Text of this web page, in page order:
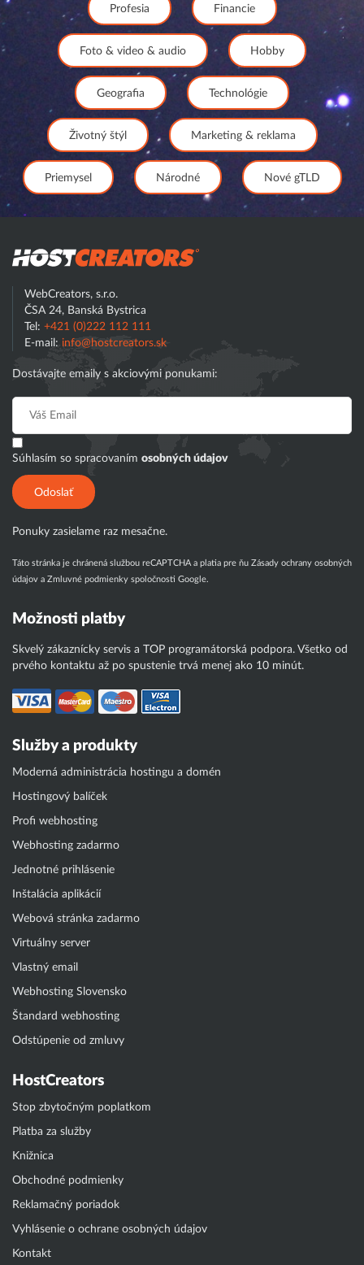
Profesia Financie
Foto & video & audio Hobby
Geografia Technológie
Životný štýl Marketing & reklama
Priemysel Národné Nové gTLD
WebCreators, s.r.o.
ČSA 24, Banská Bystrica
Tel: +421 (0)222 112 111
E-mail: info@hostcreators.sk
Dostávajte emaily s akciovými ponukami:
Súhlasím so spracovaním osobných údajov
Odoslať
Ponuky zasielame raz mesačne.
Táto stránka je chránená službou reCAPTCHA a platia pre ňu Zásady ochrany osobných
údajov a Zmluvné podmienky spoločnosti Google.
Možnosti platby
Skvelý zákaznícky servis a TOP programátorská podpora. Všetko od
prvého kontaktu až po spustenie trvá menej ako 10 minút.
Služby a produkty
Moderná administrácia hostingu a domén
Hostingový balíček
Profi webhosting
Webhosting zadarmo
Jednotné prihlásenie
Inštalácia aplikácií
Webová stránka zadarmo
Virtuálny server
Vlastný email
Webhosting Slovensko
Štandard webhosting
Odstúpenie od zmluvy
HostCreators
Stop zbytočným poplatkom
Platba za služby
Knižnica
Obchodné podmienky
Reklamačný poriadok
Vyhlásenie o ochrane osobných údajov
Kontakt